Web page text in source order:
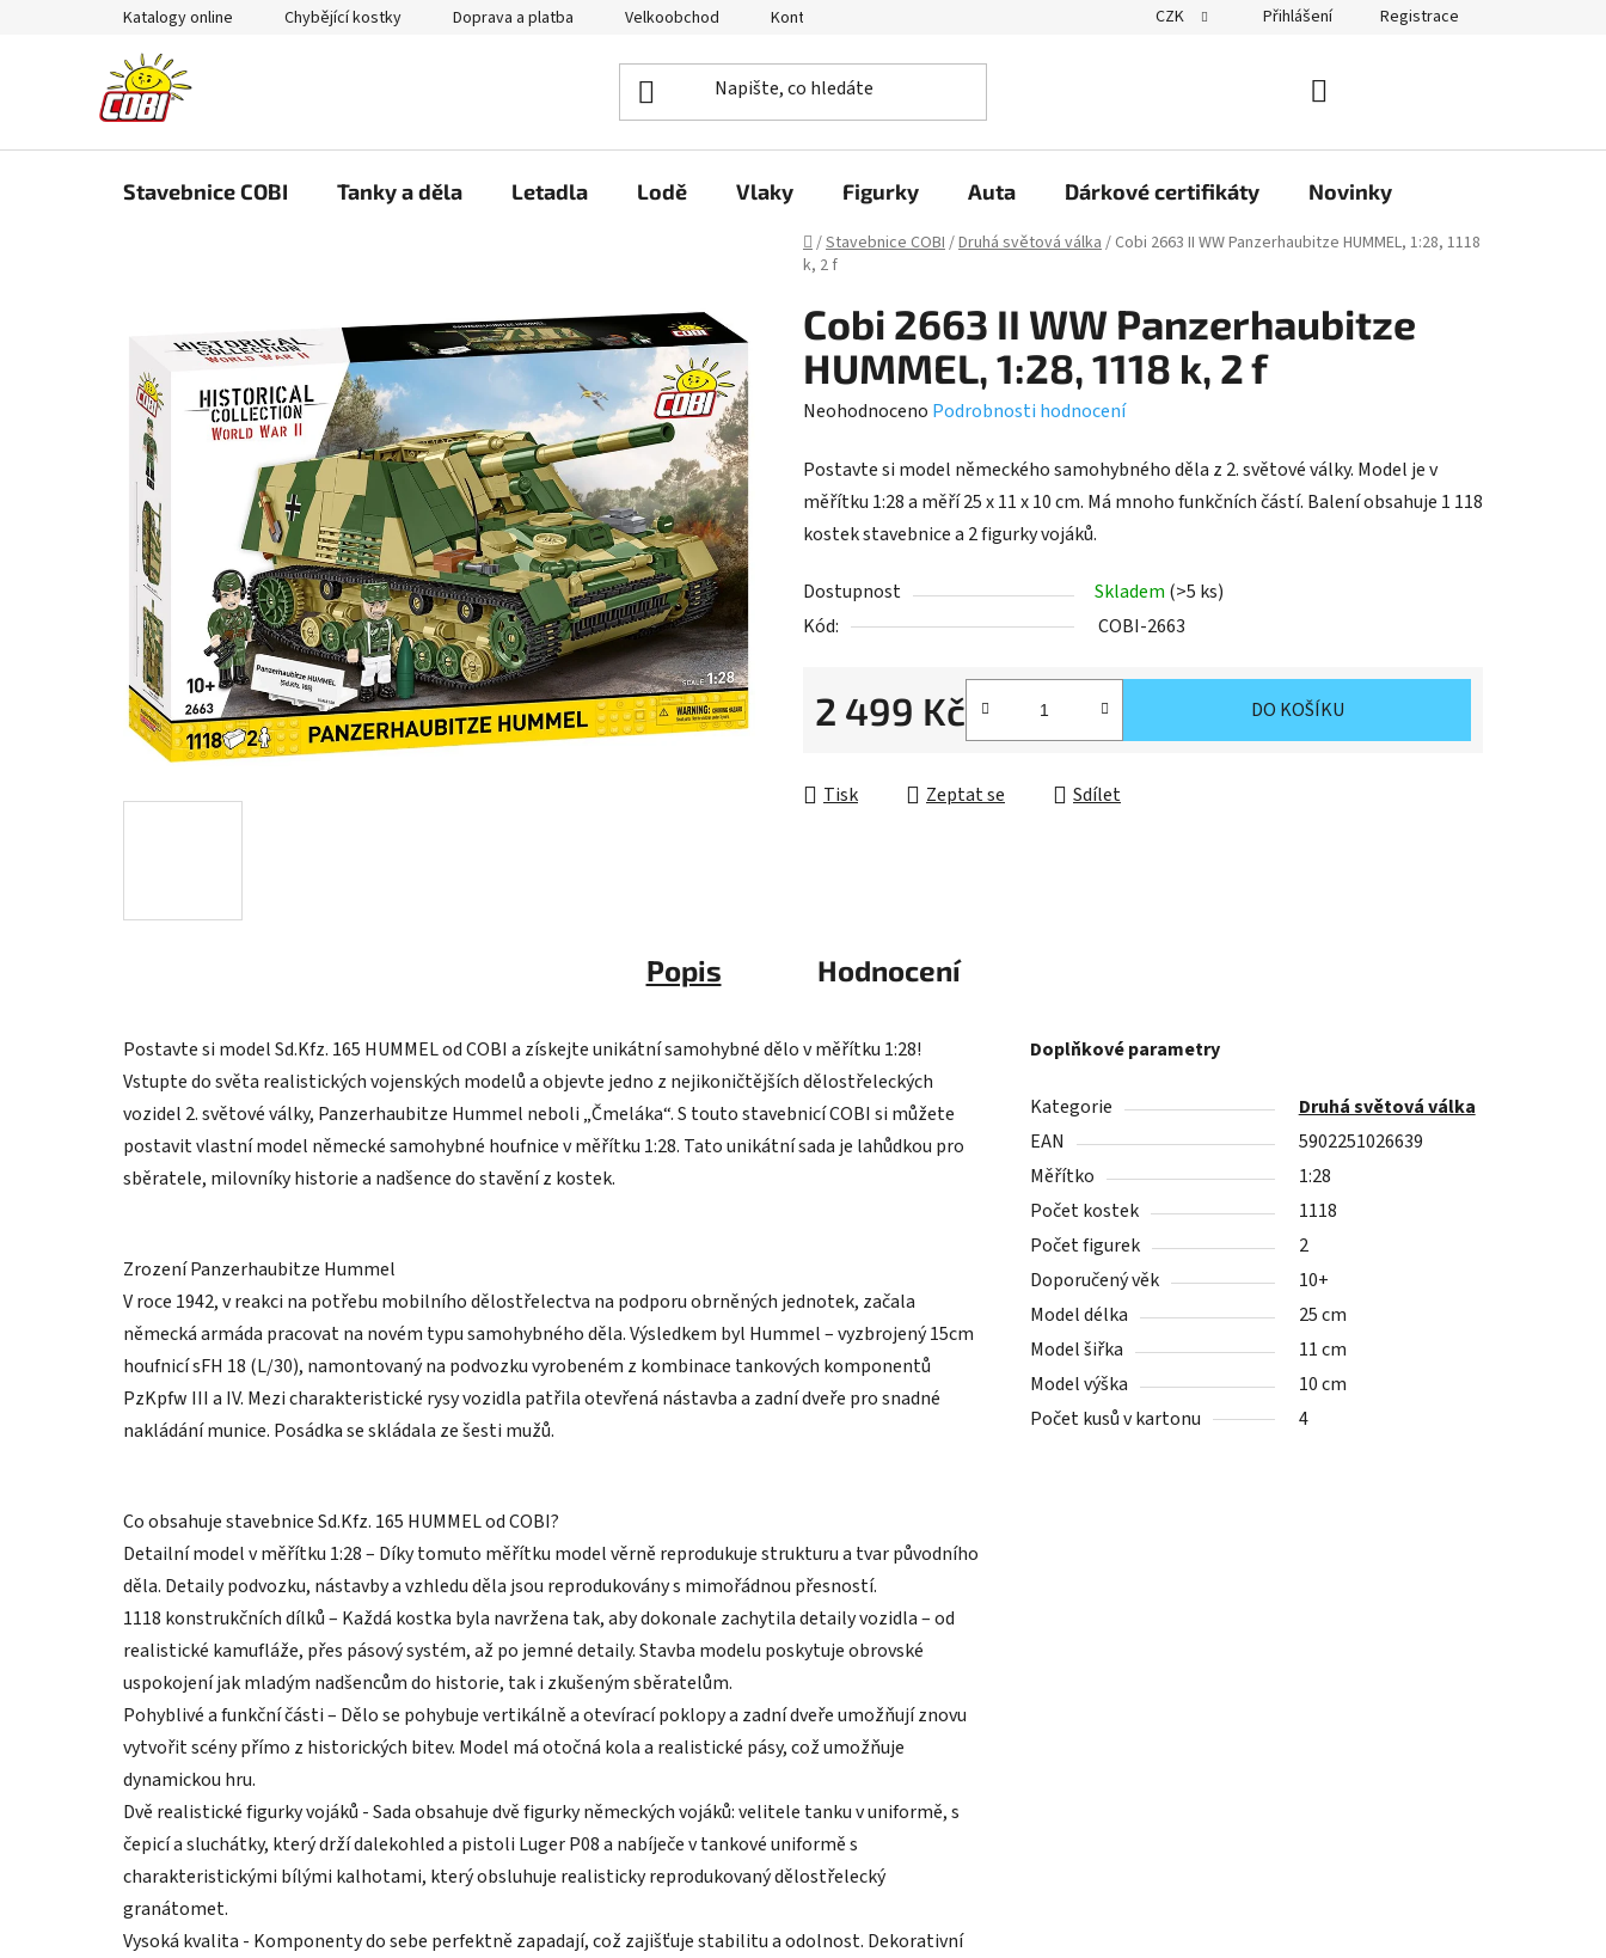
Katalogy online Chybějící kostky Doprava a platba Velkoobchod Kontakty CZK Přihlášení Registrace
KOŠÍK
Stavebnice COBI Tanky a děla Letadla Lodě Vlaky Figurky Auta Dárkové certifikáty Novinky
Domů
/Stavebnice COBI/Druhá světová válka/ Cobi 2663 II WW Panzerhaubitze HUMMEL, 1:28, 1118
k, 2 f
Cobi 2663 II WW Panzerhaubitze
HUMMEL, 1:28, 1118 k, 2 f
Průměrné
produktu
je
0,0
5
hvězdiček.
Neohodnoceno Podrobnosti hodnocení
Postavte si model německého samohybného děla z 2. světové války. Model je v
měřítku 1:28 a měří 25 x 11 x 10 cm. Má mnoho funkčních částí. Balení obsahuje 1 118
kostek stavebnice a 2 figurky vojáků.
Dostupnost Skladem (>5 ks)
Kód:
COBI-2663
2 499 Kč DO KOŠÍKU
Tisk Zeptat se Sdílet
Popis Hodnocení
Postavte si model Sd.Kfz. 165 HUMMEL od COBI a získejte unikátní samohybné dělo v měřítku 1:28!
Vstupte do světa realistických vojenských modelů a objevte jedno z nejikoničtějších dělostřeleckých
vozidel 2. světové války, Panzerhaubitze Hummel neboli „Čmeláka“. S touto stavebnicí COBI si můžete
postavit vlastní model německé samohybné houfnice v měřítku 1:28. Tato unikátní sada je lahůdkou pro
sběratele, milovníky historie a nadšence do stavění z kostek.
Zrození Panzerhaubitze Hummel
V roce 1942, v reakci na potřebu mobilního dělostřelectva na podporu obrněných jednotek, začala
německá armáda pracovat na novém typu samohybného děla. Výsledkem byl Hummel – vyzbrojený 15cm
houfnicí sFH 18 (L/30), namontovaný na podvozku vyrobeném z kombinace tankových komponentů
PzKpfw III a IV. Mezi charakteristické rysy vozidla patřila otevřená nástavba a zadní dveře pro snadné
nakládání munice. Posádka se skládala ze šesti mužů.
Co obsahuje stavebnice Sd.Kfz. 165 HUMMEL od COBI?
Detailní model v měřítku 1:28 – Díky tomuto měřítku model věrně reprodukuje strukturu a tvar původního
děla. Detaily podvozku, nástavby a vzhledu děla jsou reprodukovány s mimořádnou přesností.
1118 konstrukčních dílků – Každá kostka byla navržena tak, aby dokonale zachytila ​​detaily vozidla – od
realistické kamufláže, přes pásový systém, až po jemné detaily. Stavba modelu poskytuje obrovské
uspokojení jak mladým nadšencům do historie, tak i zkušeným sběratelům.
Pohyblivé a funkční části – Dělo se pohybuje vertikálně a otevírací poklopy a zadní dveře umožňují znovu
vytvořit scény přímo z historických bitev. Model má otočná kola a realistické pásy, což umožňuje
dynamickou hru.
Dvě realistické figurky vojáků - Sada obsahuje dvě figurky německých vojáků: velitele tanku v uniformě, s
čepicí a sluchátky, který drží dalekohled a pistoli Luger P08 a nabíječe v tankové uniformě s
charakteristickými bílými kalhotami, který obsluhuje realisticky reprodukovaný dělostřelecký
granátomet.
Vysoká kvalita - Komponenty do sebe perfektně zapadají, což zajišťuje stabilitu a odolnost. Dekorativní
Doplňkové parametry
Kategorie
Druhá světová válka
EAN
5902251026639
Měřítko
1:28
Počet kostek
1118
Počet figurek
2
Doporučený věk
10+
Model délka
25 cm
Model šiřka
11 cm
Model výška
10 cm
Počet kusů v kartonu
4